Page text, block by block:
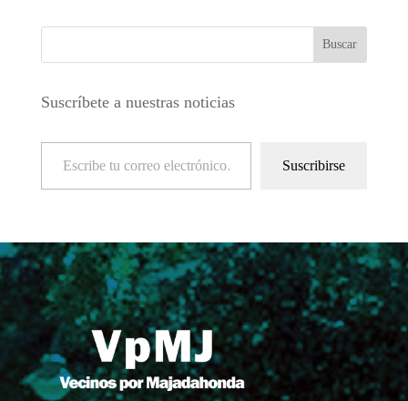
Suscríbete a nuestras noticias
Escribe tu correo electrónico…
Suscribirse